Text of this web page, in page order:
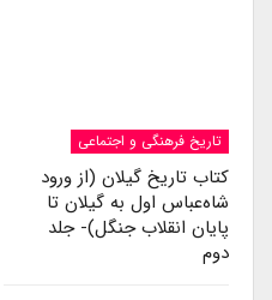
تاریخ فرهنگی و اجتماعی
کتاب تاریخ گیلان (از ورود
شاه‌عباس اول به گیلان تا
پایان انقلاب جنگل)- جلد
دوم